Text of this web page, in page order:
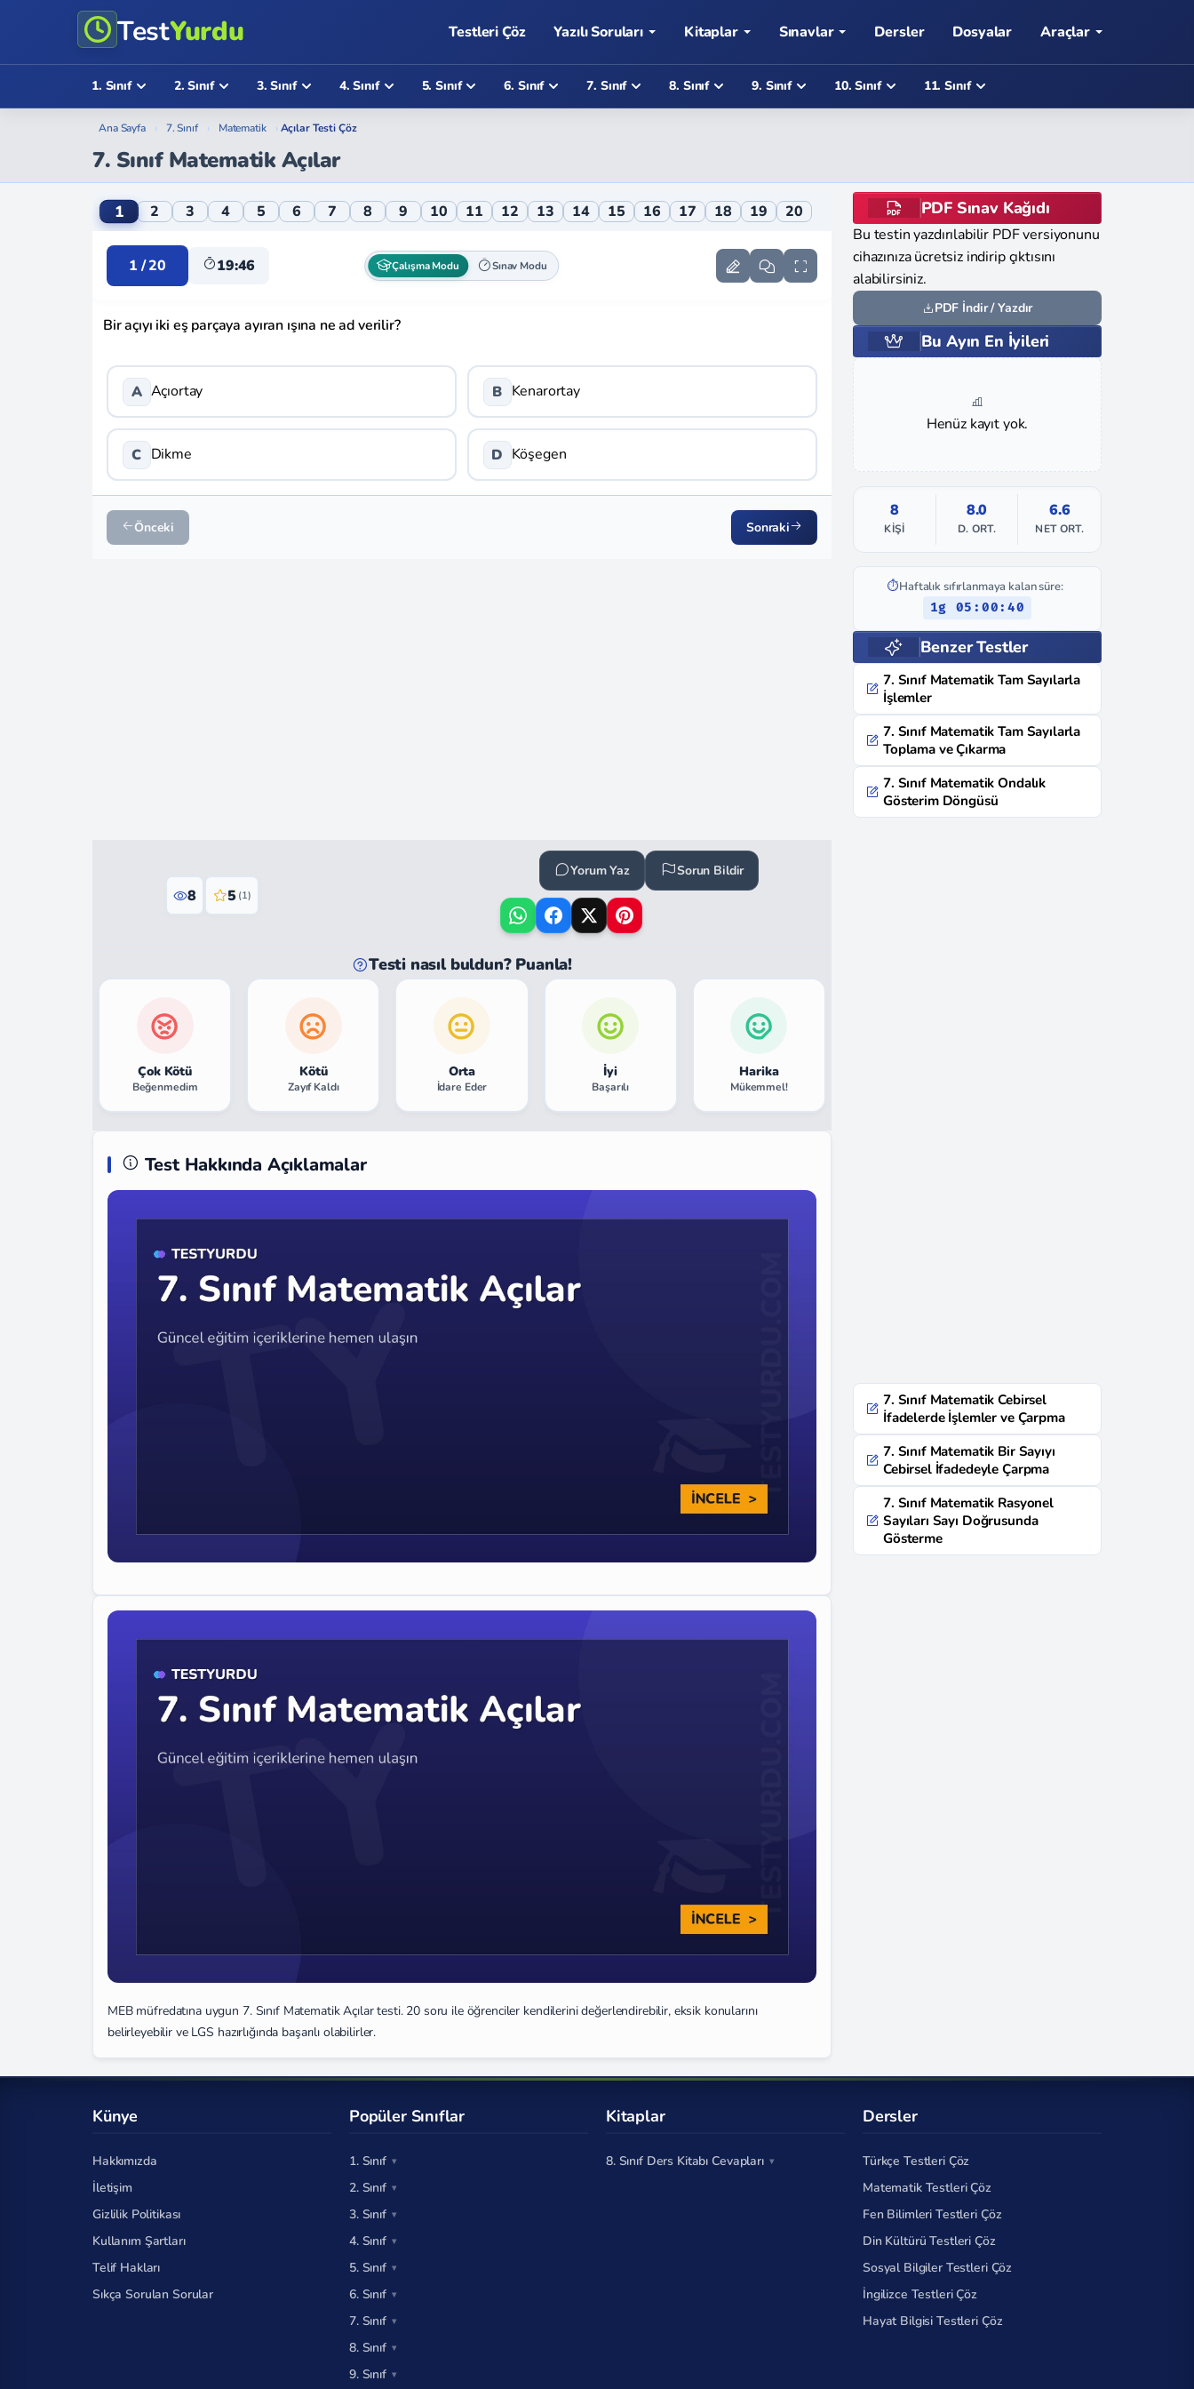
TestYurdu Testleri Çöz Yazılı Soruları Kitaplar Sınavlar Dersler Dosyalar Araçlar
1. Sınıf 2. Sınıf 3. Sınıf 4. Sınıf 5. Sınıf 6. Sınıf 7. Sınıf 8. Sınıf 9. Sınıf 10. Sınıf 11. Sınıf
Ana Sayfa › 7. Sınıf › Matematik › Açılar Testi Çöz
7. Sınıf Matematik Açılar
7. Sınıf Matematik Açılar Online Testi
1 2 3 4 5 6 7 8 9 10 11 12 13 14 15 16 17 18 19 20
1 / 20 19:46 Çalışma Modu Sınav Modu
Bir açıyı iki eş parçaya ayıran ışına ne ad verilir?
A Açıortay B Kenarortay
C Dikme D Köşegen
Önceki Sonraki
8 5 (1)
Yorum Yaz Sorun Bildir
Testi nasıl buldun? Puanla!
Çok Kötü
Beğenmedim
Kötü
Zayıf Kaldı
Orta
İdare Eder
İyi
Başarılı
Harika
Mükemmel!
Test Hakkında Açıklamalar
MEB müfredatına uygun 7. Sınıf Matematik Açılar testi. 20 soru ile öğrenciler kendilerini değerlendirebilir, eksik konularını
belirleyebilir ve LGS hazırlığında başarılı olabilirler.
PDF Sınav Kağıdı
Bu testin yazdırılabilir PDF versiyonunu
cihazınıza ücretsiz indirip çıktısını
alabilirsiniz.
PDF İndir / Yazdır
Bu Ayın En İyileri
Henüz kayıt yok.
8
KIŞI
8.0
D. ORT.
6.6
NET ORT.
⏱️Haftalık sıfırlanmaya kalan süre:
1g 05:00:39
Benzer Testler
7. Sınıf Matematik Tam Sayılarla
İşlemler
7. Sınıf Matematik Tam Sayılarla
Toplama ve Çıkarma
7. Sınıf Matematik Ondalık
Gösterim Döngüsü
7. Sınıf Matematik Cebirsel
İfadelerde İşlemler ve Çarpma
7. Sınıf Matematik Bir Sayıyı
Cebirsel İfadedeyle Çarpma
7. Sınıf Matematik Rasyonel
Sayıları Sayı Doğrusunda
Gösterme
Künye
Hakkımızda
İletişim
Gizlilik Politikası
Kullanım Şartları
Telif Hakları
Sıkça Sorulan Sorular
Popüler Sınıflar
1. Sınıf
2. Sınıf
3. Sınıf
4. Sınıf
5. Sınıf
6. Sınıf
7. Sınıf
8. Sınıf
9. Sınıf
Kitaplar
8. Sınıf Ders Kitabı Cevapları
Dersler
Türkçe Testleri Çöz
Matematik Testleri Çöz
Fen Bilimleri Testleri Çöz
Din Kültürü Testleri Çöz
Sosyal Bilgiler Testleri Çöz
İngilizce Testleri Çöz
Hayat Bilgisi Testleri Çöz